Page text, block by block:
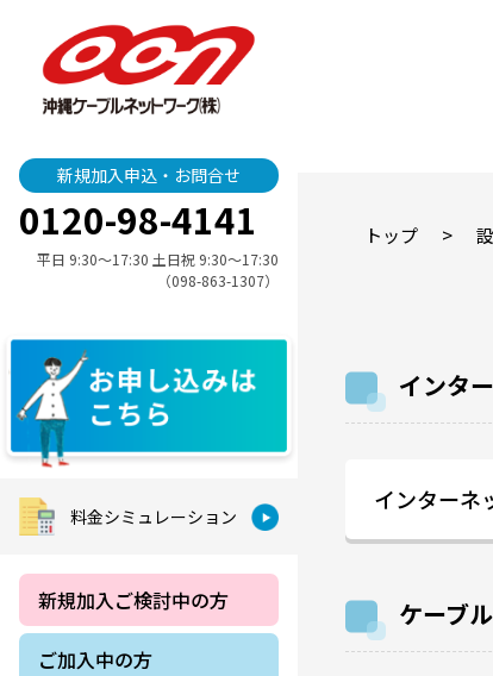
新規加入申込・お問合せ
0120-98-4141
平日 9:30〜17:30 土日祝 9:30〜17:30
（098-863-1307）
料金シミュレーション
新規加入ご検討中の方
ご加入中の方
トップ >
インタ
インターネ
ケーブ